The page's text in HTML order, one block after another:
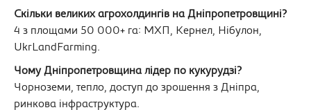
Скільки великих агрохолдингів на Дніпропетровщині?
4 з площами 50 000+ га: МХП, Кернел, Нібулон,
UkrLandFarming.
Чому Дніпропетровщина лідер по кукурудзі?
Чорноземи, тепло, доступ до зрошення з Дніпра,
ринкова інфраструктура.